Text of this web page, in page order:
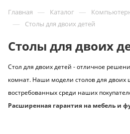
Главная — Каталог —
— Столы для двоих детей
Столы для двоих
Стол для двоих детей - отличное
комнат. Наши модели столов для двоих
востребованных среди наших
Расширенная гарантия на мебель и